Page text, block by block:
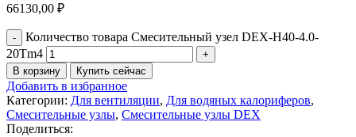
66130,00 ₽
Количество товара Смесительный узел DEX-H40-4.0-
20Tm4
В корзину Купить сейчас
Добавить в избранное
Категории: Для вентиляции, Для водяных калориферов,
Смесительные узлы, Смесительные узлы DEX
Поделиться: